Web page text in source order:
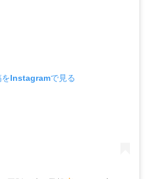
をInstagramで見る